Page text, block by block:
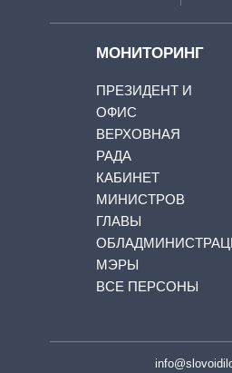
МОНИТОРИНГ
ПРЕЗИДЕНТ И
ОФИС
ВЕРХОВНАЯ
РАДА
КАБИНЕТ
МИНИСТРОВ
ГЛАВЫ
МЭРЫ
ВСЕ ПЕРСОНЫ